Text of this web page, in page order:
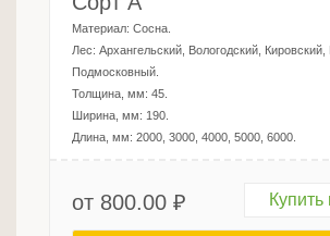
Материал: Сосна.
Лес: Архангельский, Вологодский, Кировский,
Подмосковный.
Толщина, мм: 45.
Ширина, мм: 190.
Длина, мм: 2000, 3000, 4000, 5000, 6000.
от 800.00 ₽ Купить